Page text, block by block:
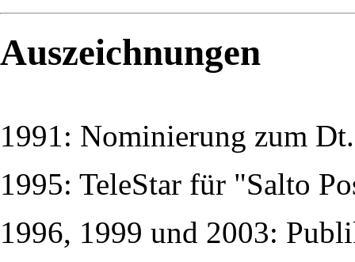
Auszeichnungen
1991: Nominierung zum
1995: TeleStar für "Salto
1996, 1999 und 2003: